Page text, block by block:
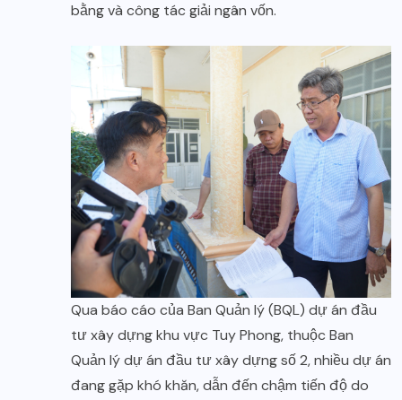
bằng và công tác giải ngân vốn.
Qua báo cáo của Ban Quản lý (BQL) dự án đầu
tư xây dựng khu vực Tuy Phong, thuộc Ban
Quản lý dự án đầu tư xây dựng số 2, nhiều dự án
đang gặp khó khăn, dẫn đến chậm tiến độ do